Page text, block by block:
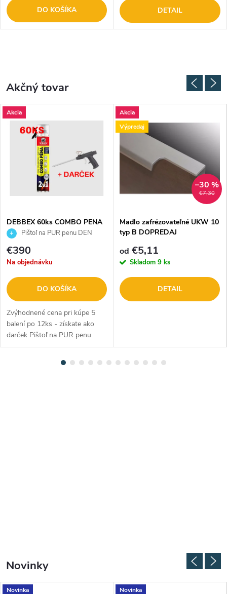
DO KOŠÍKA DETAIL
Akčný tovar
Akcia
DEBBEX 60ks COMBO PENA
Celoročná 750ml 40530DBX +
Pištoľ na PUR penu DEN
BRAVEN P300 N1064
€390
Na objednávku
DO KOŠÍKA
Zvýhodnené cena pri kúpe 5
balení po 12ks - získate ako
darček Pištoľ na PUR penu
DEN BRAVEN P300 N1064
Akcia
Výpredaj
€7,30
–30 %
Madlo zafrézovateľné UKW 10
typ B DOPREDAJ
od €5,11
Skladom 9 ks
DETAIL
Novinky
Novinka Novinka